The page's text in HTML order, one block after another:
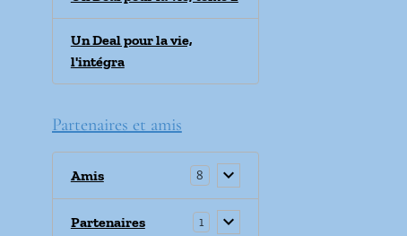
Un Deal pour la vie,
l'intégra
Partenaires et amis
Amis 8
Partenaires 1